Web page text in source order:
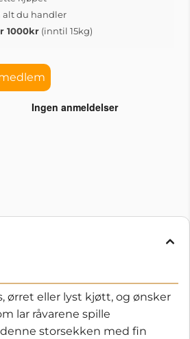
alt du handler
1000kr (inntil 15kg)
ørret eller lyst kjøtt, og ønsker
lar råvarene spille
storsekken med fin